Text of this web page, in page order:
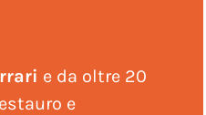
e da oltre 20
e